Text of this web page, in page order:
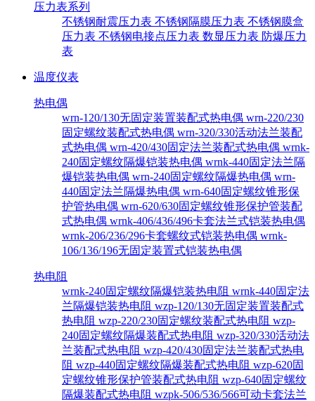
压力表系列
不锈钢耐震压力表 不锈钢隔膜压力表 不锈钢膜盒
压力表 不锈钢电接点压力表 数显压力表 防爆压力
表
温度仪表
热电偶
wrn-120/130无固定装置装配式热电偶 wrn-220/230
固定螺纹装配式热电偶 wrn-320/330活动法兰装配
式热电偶 wrn-420/430固定法兰装配式热电偶 wrnk-
240固定螺纹隔爆铠装热电偶 wrnk-440固定法兰隔
爆铠装热电偶 wrn-240固定螺纹隔爆热电偶 wrn-
440固定法兰隔爆热电偶 wrn-640固定螺纹锥形保
护管热电偶 wrn-620/630固定螺纹锥形保护管装配
式热电偶 wrnk-406/436/496卡套法兰式铠装热电偶
wrnk-206/236/296卡套螺纹式铠装热电偶 wrnk-
106/136/196无固定装置式铠装热电偶
热电阻
wrnk-240固定螺纹隔爆铠装热电阻 wrnk-440固定法
兰隔爆铠装热电阻 wzp-120/130无固定装置装配式
热电阻 wzp-220/230固定螺纹装配式热电阻 wzp-
240固定螺纹隔爆装配式热电阻 wzp-320/330活动法
兰装配式热电阻 wzp-420/430固定法兰装配式热电
阻 wzp-440固定螺纹隔爆装配式热电阻 wzp-620固
定螺纹锥形保护管装配式热电阻 wzp-640固定螺纹
隔爆装配式热电阻 wzpk-506/536/566可动卡套法兰